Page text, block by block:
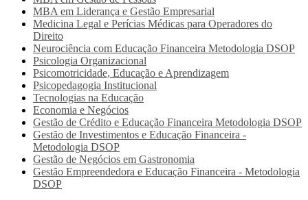
MBA em Liderança e Gestão Empresarial
Medicina Legal e Perícias Médicas para Operadores do
Direito
Neurociência com Educação Financeira Metodologia DSOP
Psicologia Organizacional
Psicomotricidade, Educação e Aprendizagem
Psicopedagogia Institucional
Tecnologias na Educação
Economia e Negócios
Gestão de Crédito e Educação Financeira Metodologia DSOP
Gestão de Investimentos e Educação Financeira -
Metodologia DSOP
Gestão de Negócios em Gastronomia
Gestão Empreendedora e Educação Financeira - Metodologia
DSOP